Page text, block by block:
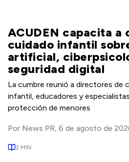
ACUDEN capacita a
cuidado infantil
artificial,
seguridad digital
La cumbre reunió a directores de
infantil, educadores y
protección de menores
Por News PR, 6 de agosto de
2 MIN